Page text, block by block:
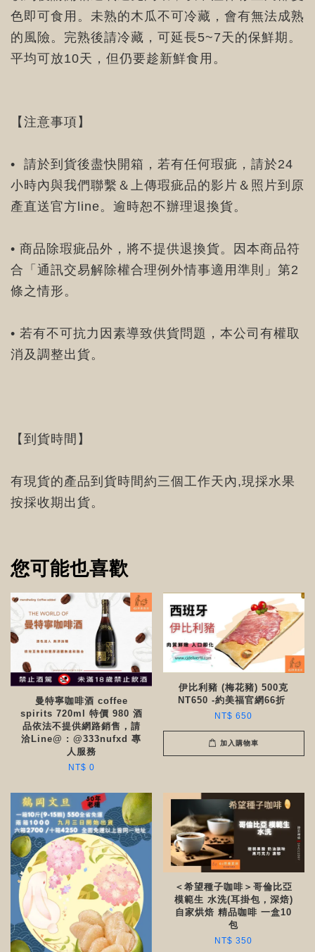
色即可食用。未熟的木瓜不可冷藏，會有無法成熟
的風險。完熟後請冷藏，可延長5~7天的保鮮期。
平均可放10天，但仍要趁新鮮食用。
【注意事項】
• 請於到貨後盡快開箱，若有任何瑕疵，請於24
小時內與我們聯繫＆上傳瑕疵品的影片＆照片到原
產直送官方line。逾時恕不辦理退換貨。
• 商品除瑕疵品外，將不提供退換貨。因本商品符
合「通訊交易解除權合理例外情事適用準則」第2
條之情形。
• 若有不可抗力因素導致供貨問題，本公司有權取
消及調整出貨。
【到貨時間】
有現貨的產品到貨時間約三個工作天內,現採水果
按採收期出貨。
您可能也喜歡
曼特寧咖啡酒 coffee
spirits 720ml 特價 980 酒
品依法不提供網路銷售，請
洽Line@ : @333nufxd 專
人服務
NT$ 0
伊比利豬 (梅花豬) 500克
NT650 -約美福官網66折 ​​
NT$ 650
加入購物車
＜希望種子咖啡＞哥倫比亞
模範生 水洗(耳掛包，深焙)
自家烘焙 精品咖啡 一盒10
包
NT$ 350